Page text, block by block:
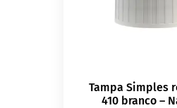
Tampa Simples
410 branco –